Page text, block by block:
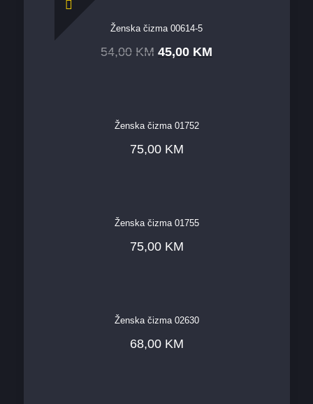
Ženska čizma 00614-5
54,00 KM 45,00 KM
Ženska čizma 01752
75,00 KM
Ženska čizma 01755
75,00 KM
Ženska čizma 02630
68,00 KM